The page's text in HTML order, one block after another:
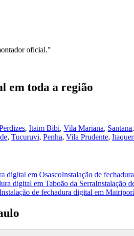
oficial."
em toda a região
, Itaim Bibi, Vila Mariana, Santana,
, Tucuruvi, Penha, Vila Prudente,
digital em OsascoInstalação de
digital em Taboão da SerraInstalação
de fechadura digital em